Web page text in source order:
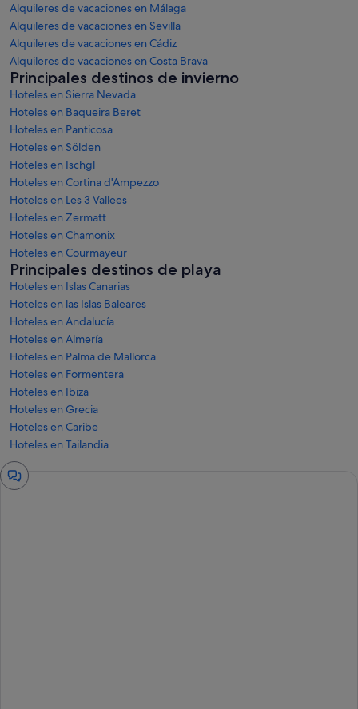
Alquileres de vacaciones en Málaga
Alquileres de vacaciones en Sevilla
Alquileres de vacaciones en Cádiz
Alquileres de vacaciones en Costa Brava
Principales destinos de invierno
Hoteles en Sierra Nevada
Hoteles en Baqueira Beret
Hoteles en Panticosa
Hoteles en Sölden
Hoteles en Ischgl
Hoteles en Cortina d'Ampezzo
Hoteles en Les 3 Vallees
Hoteles en Zermatt
Hoteles en Chamonix
Hoteles en Courmayeur
Principales destinos de playa
Hoteles en Islas Canarias
Hoteles en las Islas Baleares
Hoteles en Andalucía
Hoteles en Almería
Hoteles en Palma de Mallorca
Hoteles en Formentera
Hoteles en Ibiza
Hoteles en Grecia
Hoteles en Caribe
Hoteles en Tailandia
Ventana
del